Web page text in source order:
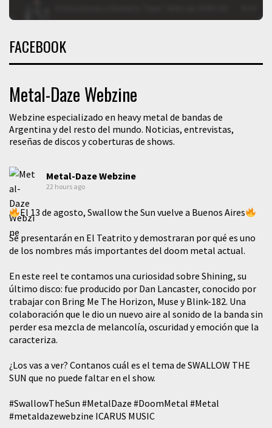
FACEBOOK
Metal-Daze Webzine
Webzine especializado en heavy metal de bandas de
Argentina y del resto del mundo. Noticias, entrevistas,
reseñas de discos y coberturas de shows.
Metal-Daze Webzine
22 hours ago
El 13 de agosto, Swallow the Sun vuelve a Buenos Aires
Se presentarán en El Teatrito y demostraran por qué es uno
de los nombres más importantes del doom metal actual.
En este reel te contamos una curiosidad sobre Shining, su
último disco: fue producido por Dan Lancaster, conocido por
trabajar con Bring Me The Horizon, Muse y Blink-182. Una
colaboración que le dio un nuevo aire al sonido de la banda sin
perder esa mezcla de melancolía, oscuridad y emoción que la
caracteriza.
¿Los vas a ver? Contanos cuál es el tema de SWALLOW THE
SUN que no puede faltar en el show.
#SwallowTheSun #MetalDaze #DoomMetal #Metal
#metaldazewebzine ICARUS MUSIC